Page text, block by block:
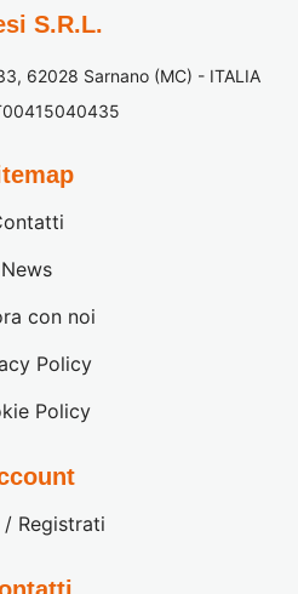
S.R.L.
62028 Sarnano (MC) - ITALIA
News
con noi
Policy
Policy
/ Registrati